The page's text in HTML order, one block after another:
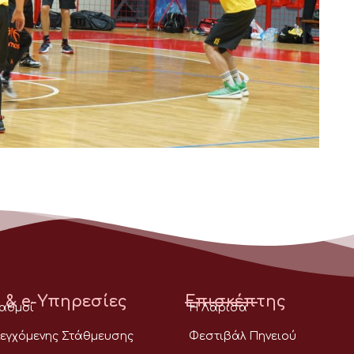
e-Υπηρεσίες
Στάθμευσης
Επισκέπτης
Η Λάρισα
Φεστιβάλ Πηνειού